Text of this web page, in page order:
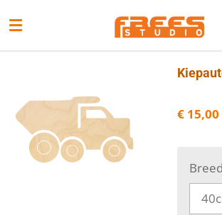
direct
€ 15,00
Breed